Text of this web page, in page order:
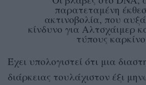
παρατεταμένη
ακτινοβολία, που
κίνδυνο για Αλτσχάιμερ
τύπους
Έχει υπολογιστεί ότι μια
διάρκειας τουλάχιστον έξι